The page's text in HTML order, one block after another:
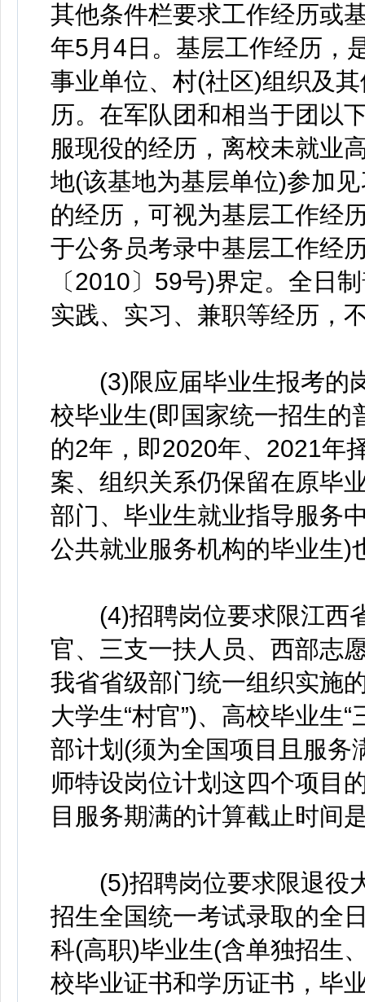
其他条件栏要求工作经历或
年5月4日。基层工作经历，
事业单位、村(社区)组织及
历。在军队团和相当于团以
服现役的经历，离校未就业
地(该基地为基层单位)参加
的经历，可视为基层工作经
于公务员考录中基层工作经
〔2010〕59号)界定。全日
实践、实习、兼职等经历，
(3)限应届毕业生报考的
校毕业生(即国家统一招生的
的2年，即2020年、2021年
案、组织关系仍保留在原毕
部门、毕业生就业指导服务
公共就业服务机构的毕业生)
(4)招聘岗位要求限江西
官、三支一扶人员、西部志
我省省级部门统一组织实施
大学生“村官”)、高校毕业生
部计划(须为全国项目且服务
师特设岗位计划这四个项目
目服务期满的计算截止时间
(5)招聘岗位要求限退役
招生全国统一考试录取的全
科(高职)毕业生(含单独招生
校毕业证书和学历证书，毕